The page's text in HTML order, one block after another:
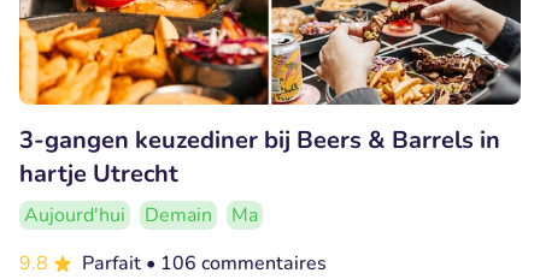
3-gangen keuzediner bij Beers & Barrels in
hartje Utrecht
Aujourd'hui Demain
Ma
9.8
Parfait • 106 commentaires